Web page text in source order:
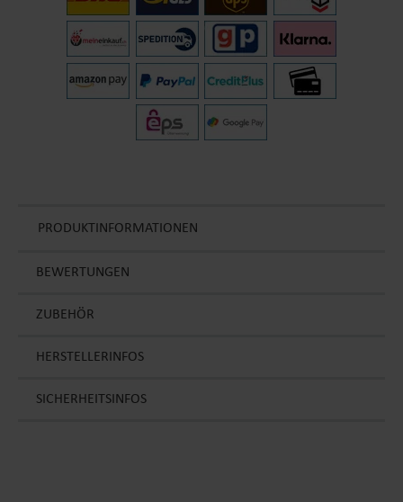
PRODUKTINFORMATIONEN
BEWERTUNGEN
ZUBEHÖR
HERSTELLERINFOS
SICHERHEITSINFOS